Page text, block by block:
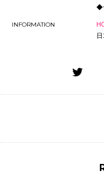
◆
INFORMATION
⽇